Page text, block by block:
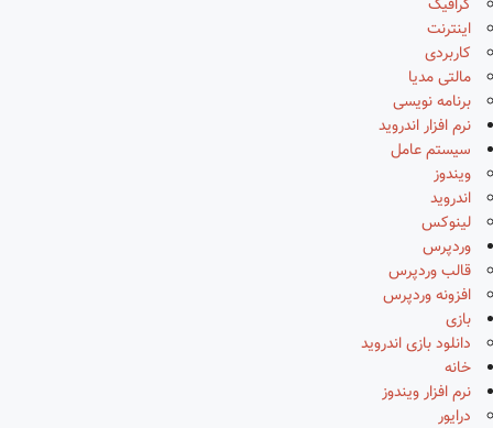
گرافیک
اینترنت
کاربردی
مالتی مدیا
برنامه نویسی
نرم افزار اندروید
سیستم عامل
ویندوز
اندروید
لینوکس
وردپرس
قالب وردپرس
افزونه وردپرس
بازی
دانلود بازی اندروید
خانه
نرم افزار ویندوز
درایور